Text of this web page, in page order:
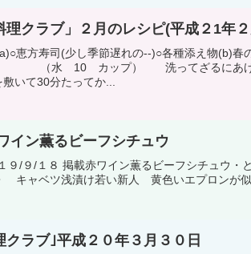
クラブ」２月のレシピ(平成２1年
恵方寿司(少し季節遅れの--)○各種添え物(b)春
カップ） 洗ってざるにあげ、
いて30分たってか...
イン薫るビーフシチュウ
９/９/１８ 掲載赤ワイン薫るビーフシチュウ・
ャベツ浅漬け若い新人 黄色いエプロンが似
ラブ｣平成２０年３月３０日